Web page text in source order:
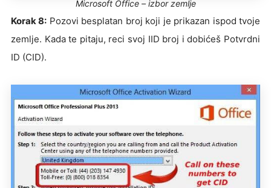
Microsoft Office – izbor zemlje
Korak 8: Pozovi besplatan broj koji je prikazan ispod tvoje
zemlje. Kada te pitaju, reci svoj IID broj i dobićeš Potvrdni
ID (CID).